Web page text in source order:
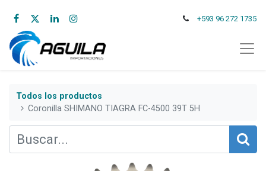
+593 96 272 1735
Todos los productos
Coronilla SHIMANO TIAGRA FC-4500 39T 5H